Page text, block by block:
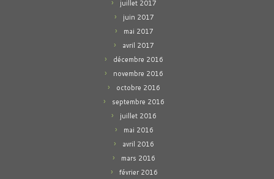
juillet 2017
juin 2017
mai 2017
avril 2017
décembre 2016
novembre 2016
octobre 2016
septembre 2016
juillet 2016
mai 2016
avril 2016
mars 2016
février 2016